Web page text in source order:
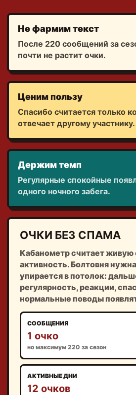
Не фармим текст
После 220 сообщений за
почти не растит очки.
Ценим пользу
Спасибо считается только
отвечает другому участнику.
Держим темп
Регулярные спокойные
одного ночного забега.
ОЧКИ БЕЗ СПАМА
Кабанометр считает
активность. Болтовня
упирается в потолок:
регулярность, реакции,
нормальные поводы
СООБЩЕНИЯ
1 очко
но максимум 220 за сезон
АКТИВНЫЕ ДНИ
12 очков